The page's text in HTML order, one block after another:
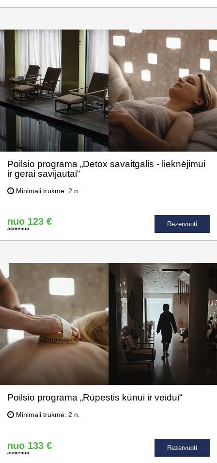
Poilsio programa „Detox savaitgalis - lieknėjimui
ir gerai savijautai“
Minimali trukmė: 2 n.
nuo 123 €
asmeniui
Rezervuoti
Poilsio programa „Rūpestis kūnui ir veidui“
Minimali trukmė: 2 n.
nuo 133 €
asmeniui
Rezervuoti